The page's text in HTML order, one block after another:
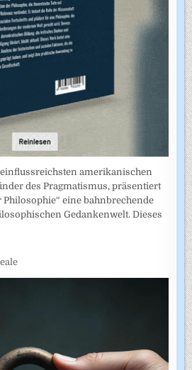
amerikanischen
des Pragmatismus, präsentiert
eine bahnbrechende
Gedankenwelt. Dieses